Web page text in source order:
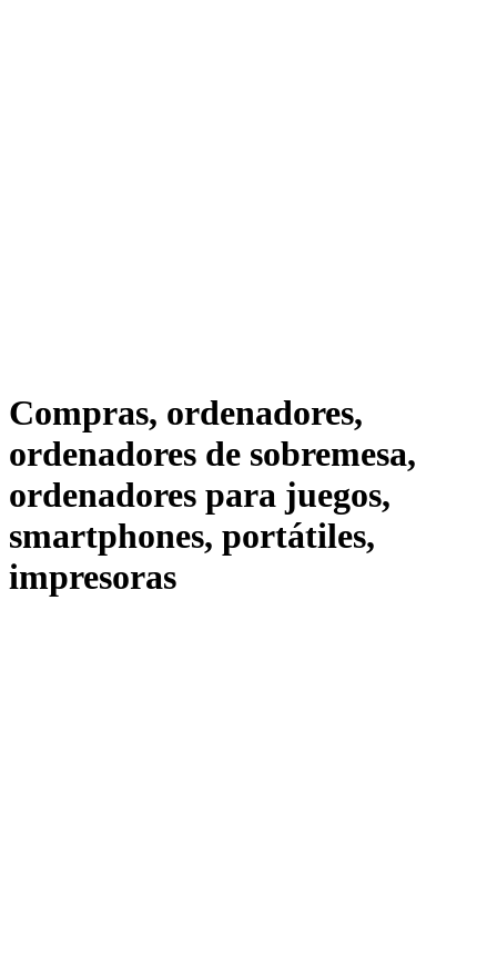
Compras, ordenadores,
ordenadores de sobremesa,
ordenadores para juegos,
smartphones, portátiles,
impresoras